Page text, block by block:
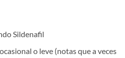
Sildenafil
o leve (notas que a veces